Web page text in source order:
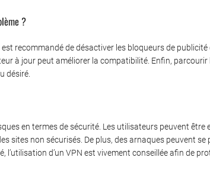
?
recommandé de désactiver les bloqueurs de
à jour peut améliorer la compatibilité. Enfin,
désiré.
en termes de sécurité. Les utilisateurs peuvent être
sites non sécurisés. De plus, des arnaques peuvent se
l’utilisation d’un VPN est vivement conseillée afin de